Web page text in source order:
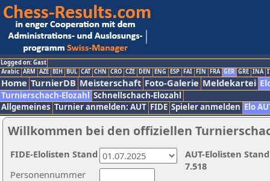
Logged on: Gast
Arabic ARM AZE BIH BUL CAT CHN CRO CZE DEN ENG ESP FAI FIN FRA GER GRE INA
Home TurnierDB Meisterschaft Foto-Galerie Meldekartei
Turnierschach-Elozahl Schnellschach-Elozahl
Allgemeines Turnier anmelden: AUT FIDE Spieler anmelden Elo
Willkommen bei den offiziellen
Personennummer
AUT-Elolisten
7.518
FIDE-Elolisten Stand